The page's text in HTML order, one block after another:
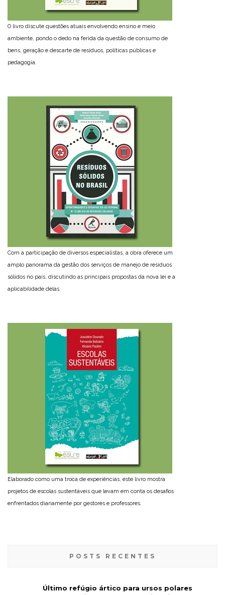
O livro discute questões atuais envolvendo ensino e meio
ambiente, pondo o dedo na ferida da questão de consumo de
bens, geração e descarte de resíduos, políticas públicas e
pedagogia.
Com a participação de diversos especialistas, a obra oferece um
amplo panorama da gestão dos serviços de manejo de resíduos
sólidos no país, discutindo as principais propostas da nova lei e a
aplicabilidade delas.
Elaborado como uma troca de experiências, este livro mostra
projetos de escolas sustentáveis que levam em conta os desafios
enfrentados diariamente por gestores e professores.
POSTS RECENTES
Último refúgio ártico para ursos polares